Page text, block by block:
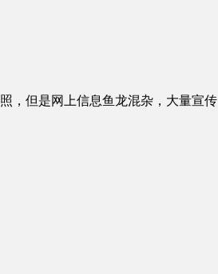
，但是网上信息鱼龙混杂，大量宣传